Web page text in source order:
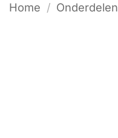
Home / Onderdelen